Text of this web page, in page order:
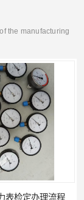
the manufacturing
表检定办理流程